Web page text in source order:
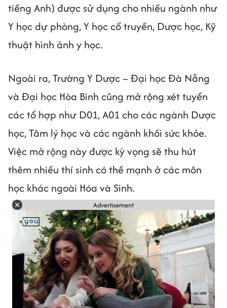
tiếng Anh) được sử dụng cho nhiều ngành như
Y học dự phòng, Y học cổ truyền, Dược học, Kỹ
thuật hình ảnh y học.
Ngoài ra, Trường Y Dược – Đại học Đà Nẵng
và Đại học Hòa Bình cũng mở rộng xét tuyển
các tổ hợp như D01, A01 cho các ngành Dược
học, Tâm lý học và các ngành khối sức khỏe.
Việc mở rộng này được kỳ vọng sẽ thu hút
thêm nhiều thí sinh có thế mạnh ở các môn
học khác ngoài Hóa và Sinh.
Advertisement